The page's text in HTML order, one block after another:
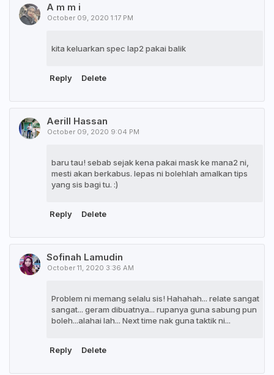
A m m i
October 09, 2020 1:17 PM
kita keluarkan spec lap2 pakai balik
Reply Delete
Aerill Hassan
October 09, 2020 9:04 PM
baru tau! sebab sejak kena pakai mask ke mana2 ni,
mesti akan berkabus. lepas ni bolehlah amalkan tips
yang sis bagi tu. :)
Reply Delete
Sofinah Lamudin
October 11, 2020 3:36 AM
Problem ni memang selalu sis! Hahahah... relate sangat
sangat... geram dibuatnya... rupanya guna sabung pun
boleh...alahai lah... Next time nak guna taktik ni...
Reply Delete